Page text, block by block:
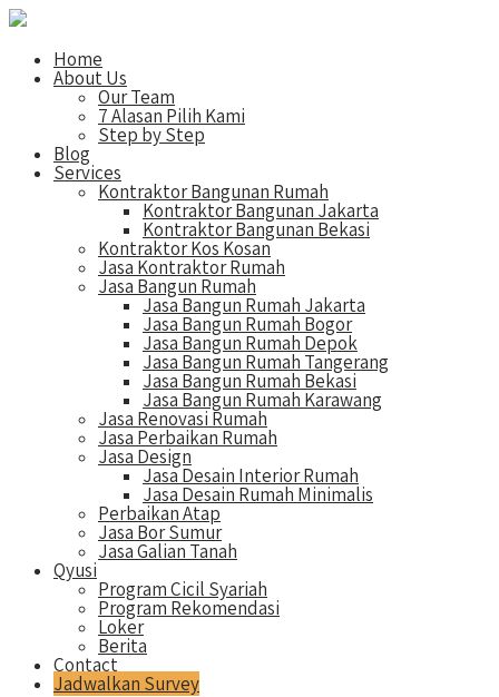
Home
About Us
Our Team
7 Alasan Pilih Kami
Step by Step
Blog
Services
Kontraktor Bangunan Rumah
Kontraktor Bangunan Jakarta
Kontraktor Bangunan Bekasi
Kontraktor Kos Kosan
Jasa Kontraktor Rumah
Jasa Bangun Rumah
Jasa Bangun Rumah Jakarta
Jasa Bangun Rumah Bogor
Jasa Bangun Rumah Depok
Jasa Bangun Rumah Tangerang
Jasa Bangun Rumah Bekasi
Jasa Bangun Rumah Karawang
Jasa Renovasi Rumah
Jasa Perbaikan Rumah
Jasa Design
Jasa Desain Interior Rumah
Jasa Desain Rumah Minimalis
Perbaikan Atap
Jasa Bor Sumur
Jasa Galian Tanah
Qyusi
Program Cicil Syariah
Program Rekomendasi
Loker
Berita
Contact
Jadwalkan Survey